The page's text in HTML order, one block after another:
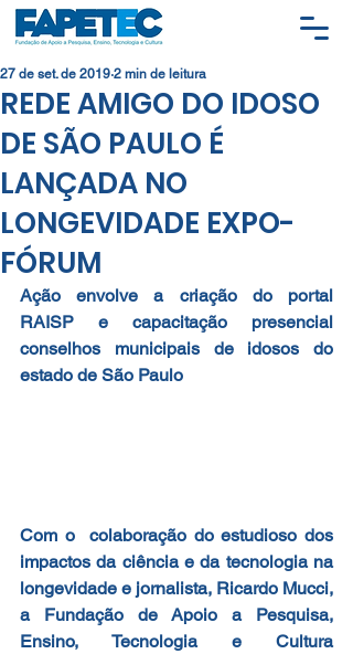
REDE AMIGO DO IDOSO
DE SÃO PAULO É
LANÇADA NO
LONGEVIDADE EXPO-
FÓRUM
27 de set. de 2019 2 min de leitura
Ação envolve a criação do portal
RAISP e capacitação presencial
conselhos municipais de idosos do
estado de São Paulo
Com o  colaboração do estudioso dos
impactos da ciência e da tecnologia na
longevidade e jornalista, Ricardo Mucci,
a Fundação de Apoio a Pesquisa,
Ensino, Tecnologia e Cultura